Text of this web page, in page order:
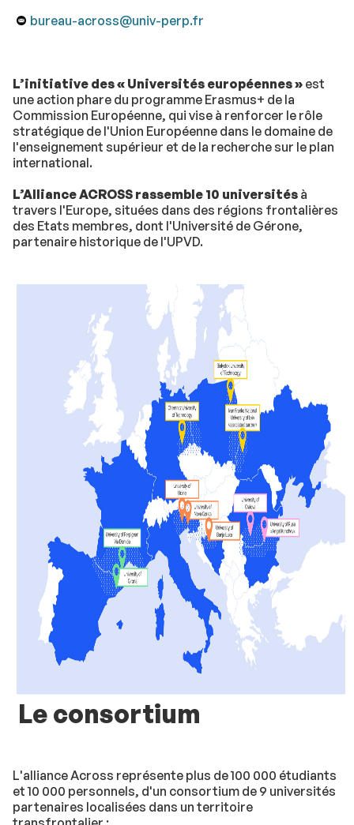
bureau-across@univ-perp.fr
L’initiative des « Universités européennes » est
une action phare du programme Erasmus+ de la
Commission Européenne, qui vise à renforcer le rôle
stratégique de l'Union Européenne dans le domaine de
l'enseignement supérieur et de la recherche sur le plan
international.
L’Alliance ACROSS rassemble 10 universités à
travers l'Europe, situées dans des régions frontalières
des Etats membres, dont l'Université de Gérone,
partenaire historique de l'UPVD.
Le consortium
L'alliance Across représente plus de 100 000 étudiants
et 10 000 personnels, d'un consortium de 9 universités
partenaires localisées dans un territoire